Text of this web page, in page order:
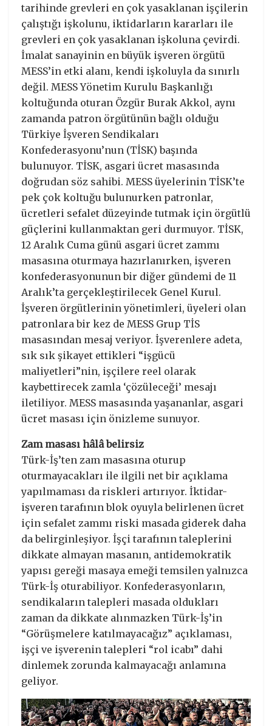
tarihinde grevleri en çok yasaklanan işçilerin
çalıştığı işkolunu, iktidarların kararları ile
grevleri en çok yasaklanan işkoluna çevirdi.
İmalat sanayinin en büyük işveren örgütü
MESS’in etki alanı, kendi işkoluyla da sınırlı
değil. MESS Yönetim Kurulu Başkanlığı
koltuğunda oturan Özgür Burak Akkol, aynı
zamanda patron örgütünün bağlı olduğu
Türkiye İşveren Sendikaları
Konfederasyonu’nun (TİSK) başında
bulunuyor. TİSK, asgari ücret masasında
doğrudan söz sahibi. MESS üyelerinin TİSK’te
pek çok koltuğu bulunurken patronlar,
ücretleri sefalet düzeyinde tutmak için örgütlü
güçlerini kullanmaktan geri durmuyor. TİSK,
12 Aralık Cuma günü asgari ücret zammı
masasına oturmaya hazırlanırken, işveren
konfederasyonunun bir diğer gündemi de 11
Aralık’ta gerçekleştirilecek Genel Kurul.
İşveren örgütlerinin yönetimleri, üyeleri olan
patronlara bir kez de MESS Grup TİS
masasından mesaj veriyor. İşverenlere adeta,
sık sık şikayet ettikleri “işgücü
maliyetleri”nin, işçilere reel olarak
kaybettirecek zamla ‘çözüleceği’ mesajı
iletiliyor. MESS masasında yaşananlar, asgari
ücret masası için önizleme sunuyor.
Zam masası hâlâ belirsiz
Türk-İş’ten zam masasına oturup
oturmayacakları ile ilgili net bir açıklama
yapılmaması da riskleri artırıyor. İktidar-
işveren tarafının blok oyuyla belirlenen ücret
için sefalet zammı riski masada giderek daha
da belirginleşiyor. İşçi tarafının taleplerini
dikkate almayan masanın, antidemokratik
yapısı gereği masaya emeği temsilen yalnızca
Türk-İş oturabiliyor. Konfederasyonların,
sendikaların talepleri masada oldukları
zaman da dikkate alınmazken Türk-İş’in
“Görüşmelere katılmayacağız” açıklaması,
işçi ve işverenin talepleri “rol icabı” dahi
dinlemek zorunda kalmayacağı anlamına
geliyor.